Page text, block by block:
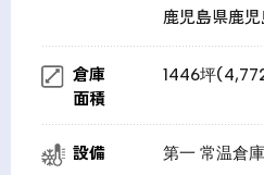
鹿児島県鹿
倉庫
面積
1446坪
設備
第一 常温倉